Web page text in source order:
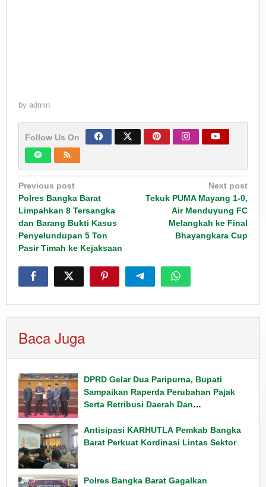
by admin
Follow Us On
Post
navigation
Previous post
Polres Bangka Barat
Limpahkan 8 Tersangka
dan Barang Bukti Kasus
Penyelundupan 5 Ton
Pasir Timah ke Kejaksaan
Next post
Tekuk PUMA Mayang 1-0,
Air Menduyung FC
Melangkah ke Final
Bhayangkara Cup
Baca Juga
DPRD Gelar Dua Paripurna, Bupati
Sampaikan Raperda Perubahan Pajak
Serta Retribusi Daerah Dan
Tahun 2026
Antisipasi KARHUTLA Pemkab Bangka
Barat Perkuat Kordinasi Lintas Sektor
Polres Bangka Barat Gagalkan